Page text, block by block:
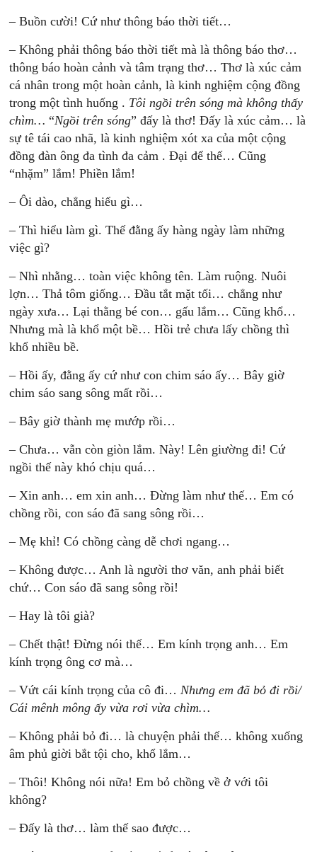
– Buồn cười! Cứ như thông báo thời tiết…
– Không phải thông báo thời tiết mà là thông báo thơ…
thông báo hoàn cảnh và tâm trạng thơ… Thơ là xúc cảm
cá nhân trong một hoàn cảnh, là kinh nghiệm cộng đồng
trong một tình huống . Tôi ngồi trên sóng mà không thấy
chìm… “Ngồi trên sóng” đấy là thơ! Đấy là xúc cảm… là
sự tê tái cao nhã, là kinh nghiệm xót xa của một cộng
đồng đàn ông đa tình đa cảm . Đại để thế… Cũng
“nhặm” lắm! Phiền lắm!
– Ôi dào, chẳng hiểu gì…
– Thì hiểu làm gì. Thế đằng ấy hàng ngày làm những
việc gì?
– Nhì nhằng… toàn việc không tên. Làm ruộng. Nuôi
lợn… Thả tôm giống… Đầu tắt mặt tối… chẳng như
ngày xưa… Lại thằng bé con… gấu lắm… Cũng khổ…
Nhưng mà là khổ một bề… Hồi trẻ chưa lấy chồng thì
khổ nhiều bề.
– Hồi ấy, đằng ấy cứ như con chim sáo ấy… Bây giờ
chim sáo sang sông mất rồi…
– Bây giờ thành mẹ mướp rồi…
– Chưa… vẫn còn giòn lắm. Này! Lên giường đi! Cứ
ngồi thế này khó chịu quá…
– Xin anh… em xin anh… Đừng làm như thế… Em có
chồng rồi, con sáo đã sang sông rồi…
– Mẹ khỉ! Có chồng càng dễ chơi ngang…
– Không được… Anh là người thơ văn, anh phải biết
chứ… Con sáo đã sang sông rồi!
– Hay là tôi già?
– Chết thật! Đừng nói thế… Em kính trọng anh… Em
kính trọng ông cơ mà…
– Vứt cái kính trọng của cô đi…Nhưng em đã bỏ đi rồi/
Cái mênh mông ấy vừa rơi vừa chìm…
– Không phải bỏ đi… là chuyện phải thế… không xuống
âm phủ giời bắt tội cho, khổ lắm…
– Thôi! Không nói nữa! Em bỏ chồng về ở với tôi
không?
– Đấy là thơ… làm thế sao được…